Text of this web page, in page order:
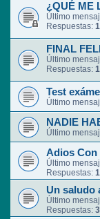
¿QUÉ ME
Último
Respuestas:
FINAL
Último
Respuestas:
Test
Último
NADIE
Último
Adios Con
Último
Respuestas: 1
Un saludo
Último
Respuestas: 3